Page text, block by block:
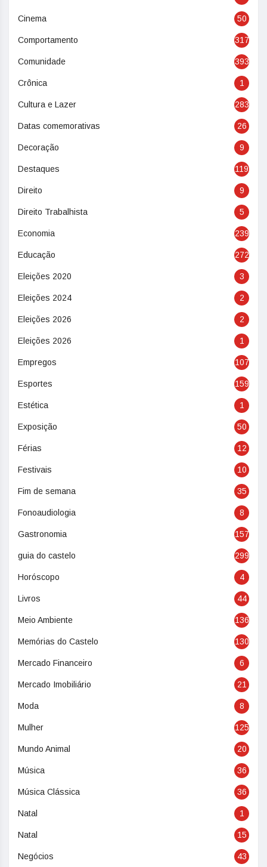
Cinema 50
Comportamento 317
Comunidade 393
Crônica 1
Cultura e Lazer 283
Datas comemorativas 26
Decoração 9
Destaques 119
Direito 9
Direito Trabalhista 5
Economia 239
Educação 272
Eleições 2020 3
Eleições 2024 2
Eleições 2026 2
Eleições 2026 1
Empregos 107
Esportes 159
Estética 1
Exposição 50
Férias 12
Festivais 10
Fim de semana 35
Fonoaudiologia 8
Gastronomia 157
guia do castelo 299
Horóscopo 4
Livros 44
Meio Ambiente 136
Memórias do Castelo 130
Mercado Financeiro 6
Mercado Imobiliário 21
Moda 8
Mulher 125
Mundo Animal 20
Música 36
Música Clássica 36
Natal 1
Natal 15
Negócios 43